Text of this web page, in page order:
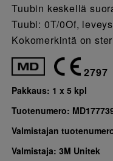
Tuubin keskellä
Tuubi: 0T/0Of,
Kokomerkintä on
2797
Pakkaus: 1 x 5 kpl
Tuotenumero:
Valmistajan
Valmistaja:3M Unitek